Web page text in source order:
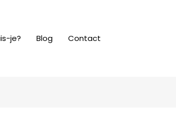
je? Blog Contact